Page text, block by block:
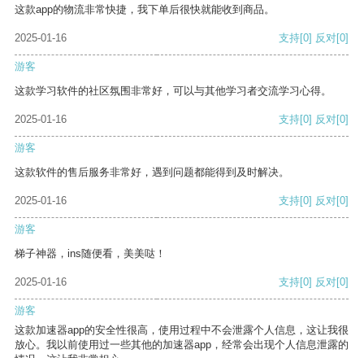
这款app的物流非常快捷，我下单后很快就能收到商品。
2025-01-16 支持[0] 反对[0]
游客
这款学习软件的社区氛围非常好，可以与其他学习者交流学习心得。
2025-01-16 支持[0] 反对[0]
游客
这款软件的售后服务非常好，遇到问题都能得到及时解决。
2025-01-16 支持[0] 反对[0]
游客
梯子神器，ins随便看，美美哒！
2025-01-16 支持[0] 反对[0]
游客
这款加速器app的安全性很高，使用过程中不会泄露个人信息，这让我很
放心。我以前使用过一些其他的加速器app，经常会出现个人信息泄露的